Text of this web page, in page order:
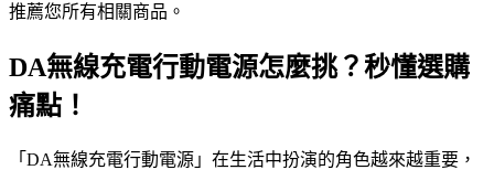
推薦您所有相關商品。
DA無線充電行動電源怎麼挑？秒懂選購
痛點！
「DA無線充電行動電源」在生活中扮演的角色越來越重要，